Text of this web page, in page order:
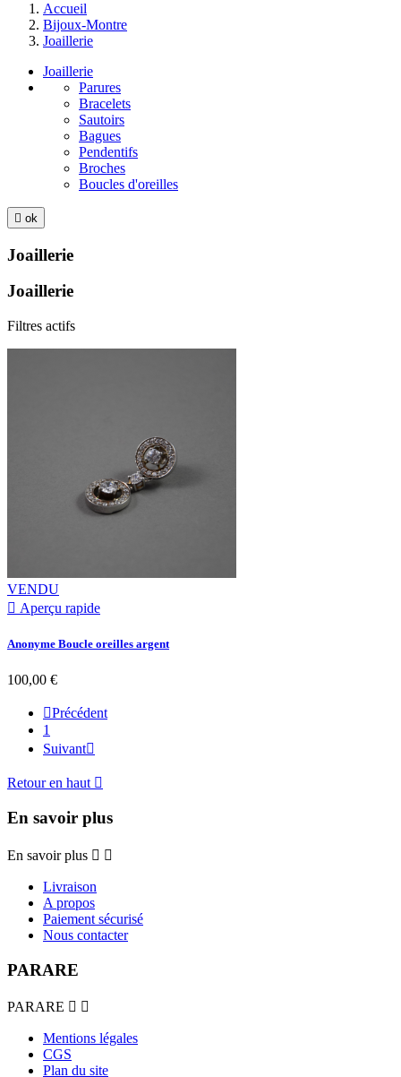
Accueil
Bijoux-Montre
Joaillerie
Joaillerie
Parures
Bracelets
Sautoirs
Bagues
Pendentifs
Broches
Boucles d'oreilles
 ok
Joaillerie
Joaillerie
Filtres actifs
VENDU
 Aperçu rapide
Anonyme Boucle oreilles argent
100,00 €
Précédent
1
Suivant
Retour en haut 
En savoir plus
En savoir plus  
Livraison
A propos
Paiement sécurisé
Nous contacter
PARARE
PARARE  
Mentions légales
CGS
Plan du site